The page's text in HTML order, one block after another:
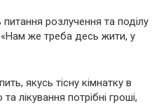
розлучення та поділу
же треба десь жити, у
якусь тісну кімнатку в
лікування потрібні гроші,